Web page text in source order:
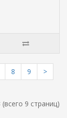
8 9
>
9 страниц)